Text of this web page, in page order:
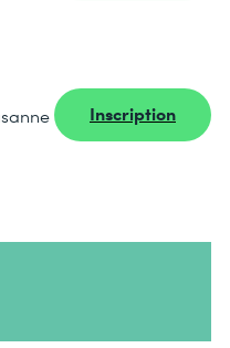
Inscription